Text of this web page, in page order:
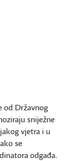
od Državnog
sniježne
vjetra i u
se
odgađa.